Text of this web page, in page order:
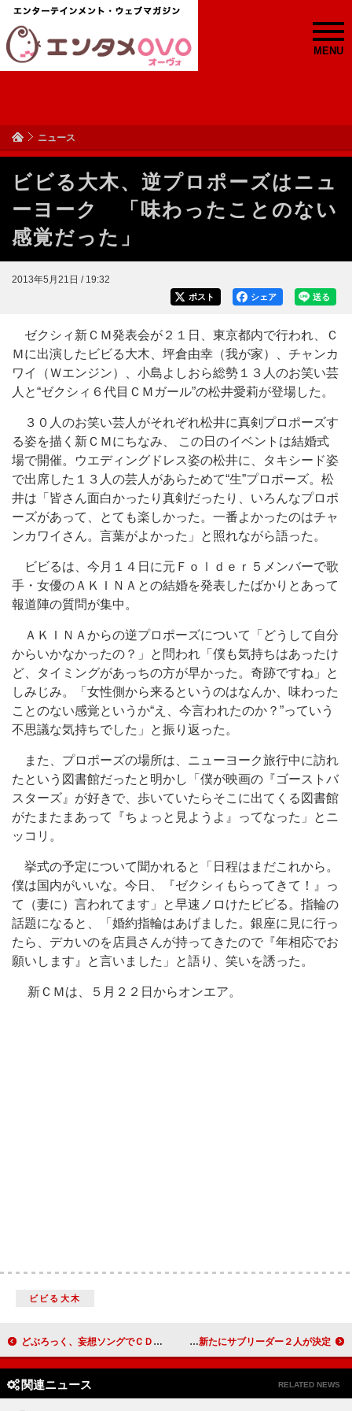
MENU
ニュース
ビビる大木、逆プロポーズはニュ
ーヨーク 「味わったことのない
感覚だった」
2013年5月21日 / 19:32
送る
シェア
ポスト
ゼクシィ新ＣＭ発表会が２１日、東京都内で行われ、Ｃ
Ｍに出演したビビる大木、坪倉由幸（我が家）、チャンカ
ワイ（Ｗエンジン）、小島よしおら総勢１３人のお笑い芸
人と“ゼクシィ６代目ＣＭガール”の松井愛莉が登場した。
３０人のお笑い芸人がそれぞれ松井に真剣プロポーズす
る姿を描く新ＣＭにちなみ、 この日のイベントは結婚式
場で開催。ウエディングドレス姿の松井に、タキシード姿
で出席した１３人の芸人があらためて“生”プロポーズ。松
井は「皆さん面白かったり真剣だったり、いろんなプロポ
ーズがあって、とても楽しかった。一番よかったのはチャ
ンカワイさん。言葉がよかった」と照れながら語った。
ビビるは、今月１４日に元Ｆｏｌｄｅｒ５メンバーで歌
手・女優のＡＫＩＮＡとの結婚を発表したばかりとあって
報道陣の質問が集中。
ＡＫＩＮＡからの逆プロポーズについて「どうして自分
からいかなかったの？」と問われ「僕も気持ちはあったけ
ど、タイミングがあっちの方が早かった。奇跡ですね」と
しみじみ。「女性側から来るというのはなんか、味わった
ことのない感覚というか“え、今言われたのか？”っていう
不思議な気持ちでした」と振り返った。
また、プロポーズの場所は、ニューヨーク旅行中に訪れ
たという図書館だったと明かし「僕が映画の『ゴーストバ
スターズ』が好きで、歩いていたらそこに出てくる図書館
がたまたまあって『ちょっと見ようよ』ってなった」とニ
ッコリ。
挙式の予定について聞かれると「日程はまだこれから。
僕は国内がいいな。今日、『ゼクシィもらってきて！』っ
て（妻に）言われてます」と早速ノロけたビビる。指輪の
話題になると、「婚約指輪はあげました。銀座に見に行っ
たら、デカいのを店員さんが持ってきたので『年相応でお
願いします』と言いました」と語り、笑いを誘った。
新ＣＭは、５月２２日からオンエア。
ビビる大木
どぶろっく、妄想ソングでＣＤ発売 「男性版壇蜜」として目標は紅白出場！ 田中れいな、モー娘。を笑顔全開で卒業 新たにサブリーダー２人が決定
関連ニュース RELATED NEWS